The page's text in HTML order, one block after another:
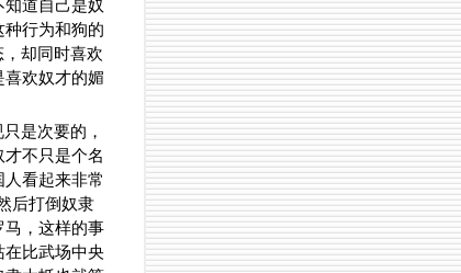
道自己是奴
行为和狗的
却同时喜欢
欢奴才的媚
是次要的，
不只是个名
看起来非常
后打倒奴隶
马，这样的事
在比武场中央